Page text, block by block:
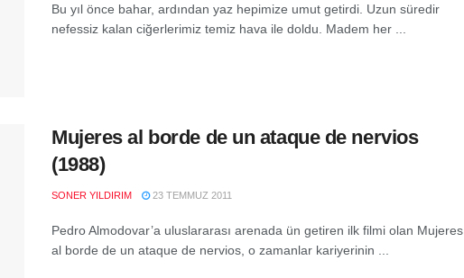
Bu yıl önce bahar, ardından yaz hepimize umut getirdi. Uzun süredir
nefessiz kalan ciğerlerimiz temiz hava ile doldu. Madem her ...
Mujeres al borde de un ataque de nervios
(1988)
SONER YILDIRIM 23 TEMMUZ 2011
Pedro Almodovar’a uluslararası arenada ün getiren ilk filmi olan Mujeres
al borde de un ataque de nervios, o zamanlar kariyerinin ...